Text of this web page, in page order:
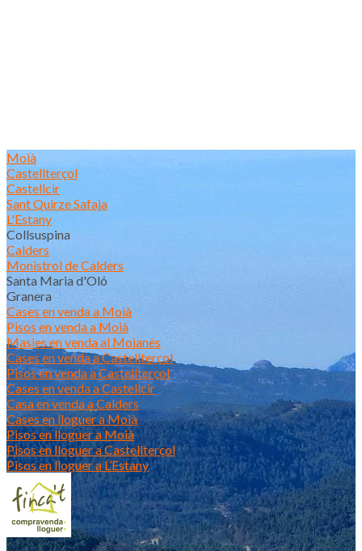
Moià
Castellterçol
Castellcir
Sant Quirze Safaja
L'Estany
Collsuspina
Calders
Monistrol de Calders
Santa Maria d'Oló
Granera
Cases en venda a Moià
Pisos en venda a Moià
Masies en venda al Moianès
Cases en venda a Castellterçol
Pisos en venda a Castellterçol
Cases en venda a Castellcir
Casa en venda a Calders
Cases en lloguer a Moià
Pisos en lloguer a Moià
Pisos en lloguer a Castellterçol
Pisos en lloguer a L’Estany